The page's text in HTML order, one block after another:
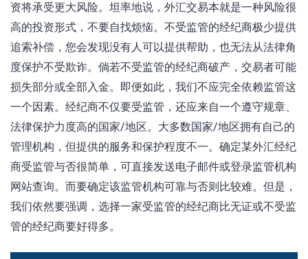
资将承受更大风险。坦率地说，外汇交易本就是一种风险很
高的投资形式，不要自找烦恼。不受监管的经纪商极少提供
追索补偿，您会发现没有人可以提供帮助，也无法从法律角
度保护不受欺诈。倘若不受监管的经纪商破产，交易者可能
损失部分或全部入金。即便如此，我们不应完全依赖监管这
一个因素。经纪商不仅要受监管，还应来自一个遵守规章、
法律保护力度高的国家/地区。大多数国家/地区拥有自己的
管理机构，但提供的服务和保护程度不一。确定某外汇经纪
商受监管与否很简单，可直接发送电子邮件或登录监管机构
网站查询。而要确定该监管机构可靠与否则比较难。但是，
我们依然要强调，选择一家受监管的经纪商比无证或不受监
管的经纪商要好得多。